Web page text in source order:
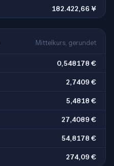
182.422,66 ¥
Mittelkurs, gerundet
0,548178 €
2,7409 €
5,4818 €
27,4089 €
54,8178 €
274,09 €